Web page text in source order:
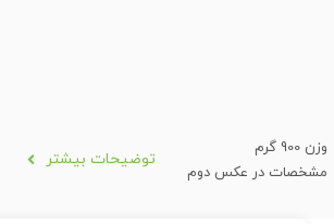
وزن 900 گرم
مشخصات در عکس دوم
توضیحات بیشتر